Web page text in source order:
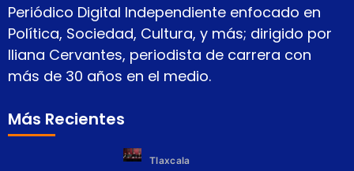
Periódico Digital Independiente enfocado en
Política, Sociedad, Cultura, y más; dirigido por
Iliana Cervantes, periodista de carrera con
más de 30 años en el medio.
Más Recientes
Tlaxcala